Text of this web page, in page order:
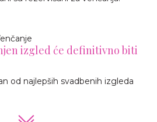
izgled će definitivno biti
od najlepših svadbenih izgleda